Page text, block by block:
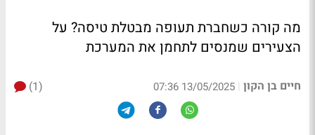
מה קורה כשחברת תעופה מבטלת טיסה? על
הצעירים שמנסים לתחמן את המערכת
חיים בן הקון |
13/05/2025 07:36
(1)